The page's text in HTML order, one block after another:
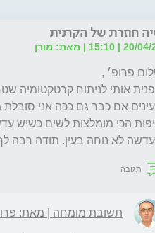
חוזרת של הקרנית
15:10 | מאת: מורן
לא נוחה בעין. תודה רבה
תגובה
תשובת מומחה | מאת: